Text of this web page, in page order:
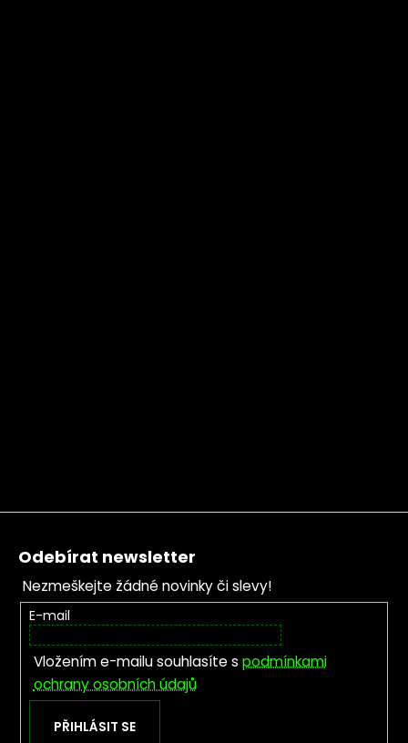
Zápatí
Odebírat newsletter
Nezmeškejte žádné novinky či slevy!
E-mail
Vložením e-mailu souhlasíte s podmínkami
ochrany osobních údajů
PŘIHLÁSIT SE